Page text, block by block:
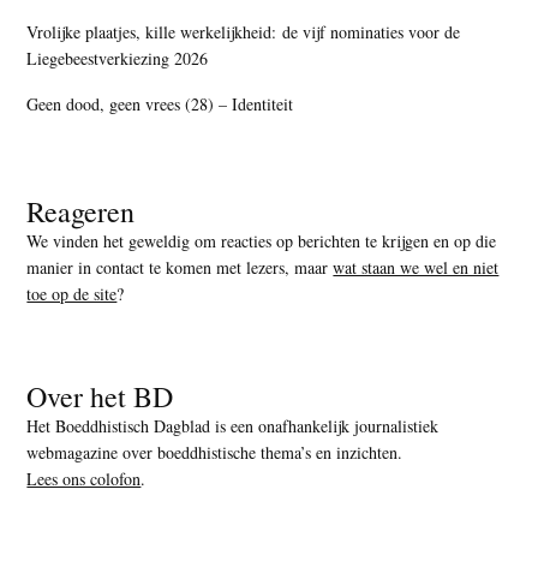
Vrolijke plaatjes, kille werkelijkheid: de vijf nominaties voor de
Liegebeestverkiezing 2026
Geen dood, geen vrees (28) – Identiteit
Reageren
We vinden het geweldig om reacties op berichten te krijgen en op die
manier in contact te komen met lezers, maarwat staan we wel en niet
toe op de site?
Over het BD
Het Boeddhistisch Dagblad is een onafhankelijk journalistiek
webmagazine over boeddhistische thema’s en inzichten.
Lees ons colofon.